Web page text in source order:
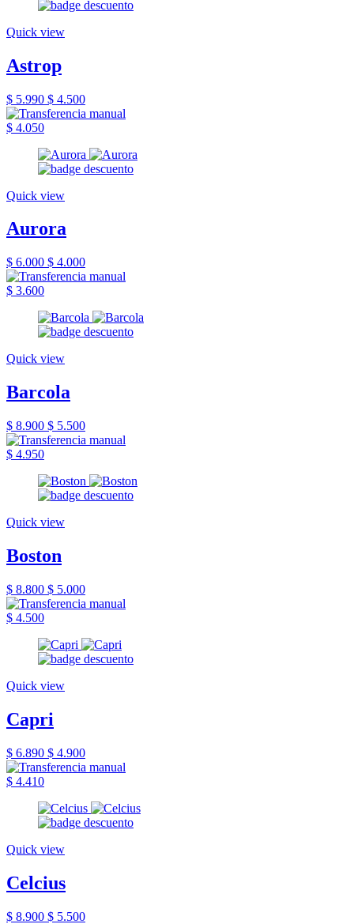
Quick view
Astrop
$ 5.990 $ 4.500
$ 4.050
Quick view
Aurora
$ 6.000 $ 4.000
$ 3.600
Quick view
Barcola
$ 8.900 $ 5.500
$ 4.950
Quick view
Boston
$ 8.800 $ 5.000
$ 4.500
Quick view
Capri
$ 6.890 $ 4.900
$ 4.410
Quick view
Celcius
$ 8.900 $ 5.500